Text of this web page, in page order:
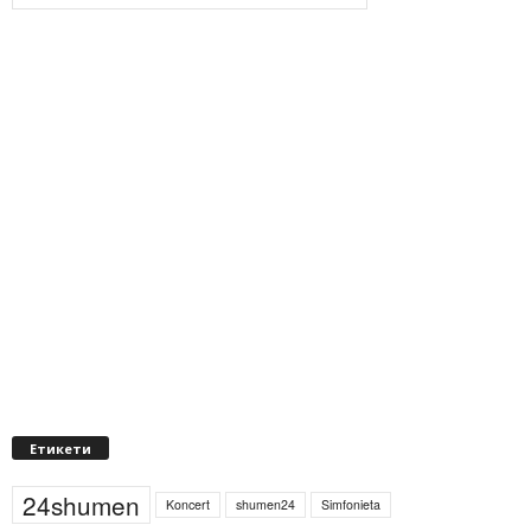
Етикети
24shumen Koncert shumen24
Simfonieta